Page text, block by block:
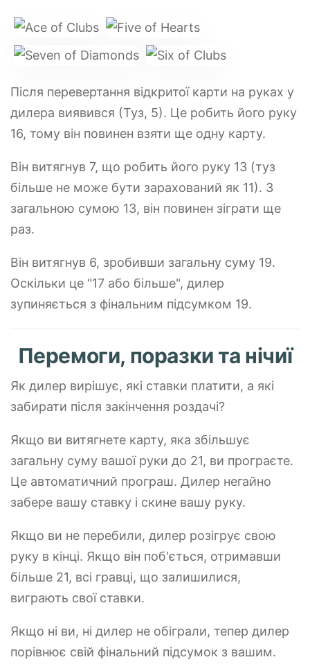
Після перевертання відкритої карти на руках у
дилера виявився (Туз, 5). Це робить його руку
16, тому він повинен взяти ще одну карту.
Він витягнув 7, що робить його руку 13 (туз
більше не може бути зарахований як 11). З
загальною сумою 13, він повинен зіграти ще
раз.
Він витягнув 6, зробивши загальну суму 19.
Оскільки це "17 або більше", дилер
зупиняється з фінальним підсумком 19.
Перемоги, поразки та нічиї
Як дилер вирішує, які ставки платити, а які
забирати після закінчення роздачі?
Якщо ви витягнете карту, яка збільшує
загальну суму вашої руки до 21, ви програєте.
Це автоматичний програш. Дилер негайно
забере вашу ставку і скине вашу руку.
Якщо ви не перебили, дилер розігрує свою
руку в кінці. Якщо він поб'ється, отримавши
більше 21, всі гравці, що залишилися,
виграють свої ставки.
Якщо ні ви, ні дилер не обіграли, тепер дилер
порівнює свій фінальний підсумок з вашим.